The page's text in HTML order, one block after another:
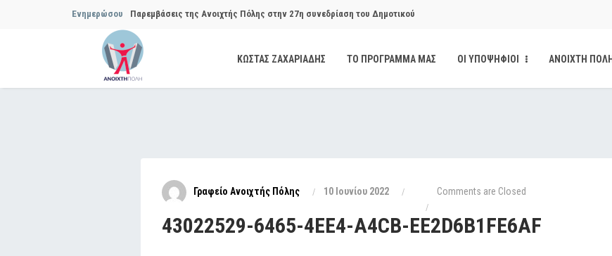
Ενημερώσου Παρεμβάσεις της Ανοιχτής Πόλης στην 27η συνεδρίαση του Δημοτικού
Συμβουλίου του Δήμου…
Παρεμβάσεις της Ανοιχτής Πόλης στην 29η συνεδρίαση του Δημοτικού
Θεσμική θωράκιση των εγκύων αιρετών μετά από την παρέμβαση της Ανοιχτής
ΚΩΣΤΑΣ ΖΑΧΑΡΙΑΔΗΣ ΤΟ ΠΡΟΓΡΑΜΜΑ ΜΑΣ ΟΙ ΥΠΟΨΗΦΙΟΙ ΑΝΟΙΧΤΗ
Γραφείο Ανοιχτής Πόλης 10 Ιουνίου 2022 Comments are Closed
43022529-6465-4EE4-A4CB-EE2D6B1FE6AF